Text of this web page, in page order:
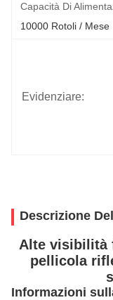
Capacità Di
10000 Rotoli / Mese
Evidenziare:
Descrizione
Alte visibilità
pellicola
Informazioni